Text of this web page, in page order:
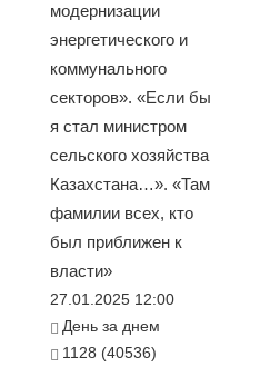
модернизации
энергетического и
коммунального
секторов». «Если бы
я стал министром
сельского хозяйства
Казахстана…». «Там
фамилии всех, кто
был приближен к
власти»
27.01.2025 12:00
День за днем
1128 (40536)